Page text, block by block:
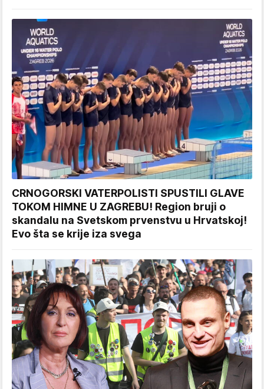
CRNOGORSKI VATERPOLISTI SPUSTILI GLAVE
TOKOM HIMNE U ZAGREBU! Region bruji o
skandalu na Svetskom prvenstvu u Hrvatskoj!
Evo šta se krije iza svega